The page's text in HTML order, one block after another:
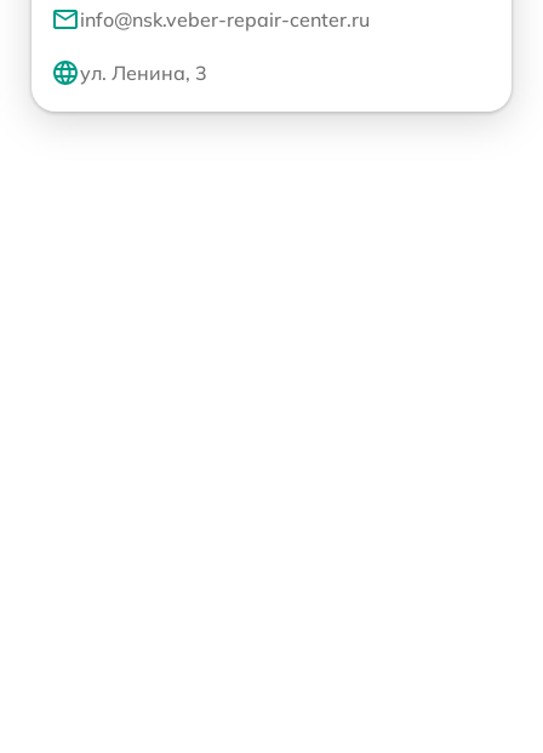
info@nsk.veber-repair-center.ru
ул. Ленина, 3